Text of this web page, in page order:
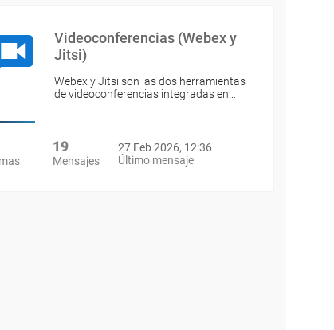
Videoconferencias (Webex y
Jitsi)
Webex y Jitsi son las dos herramientas
de videoconferencias integradas en…
19
Mensajes
27 Feb 2026, 12:36
Último mensaje